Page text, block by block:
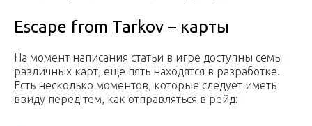
Escape from Tarkov – карты
На момент написания статьи в игре доступны семь
различных карт, еще пять находятся в разработке.
Есть несколько моментов, которые следует иметь
ввиду перед тем, как отправляться в рейд: